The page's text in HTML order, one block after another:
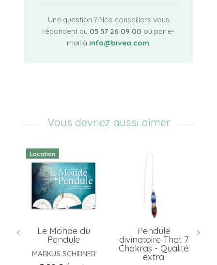
Une question ? Nos conseillers vous
répondent au 05 57 26 09 00 ou par e-
mail à info@bivea.com.
Vous devriez aussi aimer
Location
Le Monde du
Pendule
MARKUS SCHIRNER
Pendule
divinatoire Thot 7
Chakras - Qualité
extra